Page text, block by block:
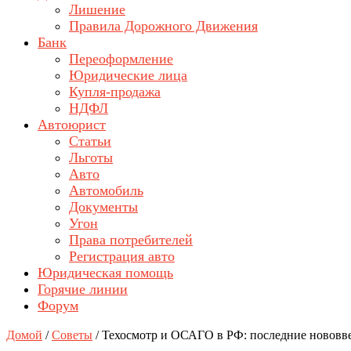
Лишение
Правила Дорожного Движения
Банк
Переоформление
Юридические лица
Купля-продажа
НДФЛ
Автоюрист
Статьи
Льготы
Авто
Автомобиль
Документы
Угон
Права потребителей
Регистрация авто
Юридическая помощь
Горячие линии
Форум
Домой / Советы / Техосмотр и ОСАГО в РФ: последние